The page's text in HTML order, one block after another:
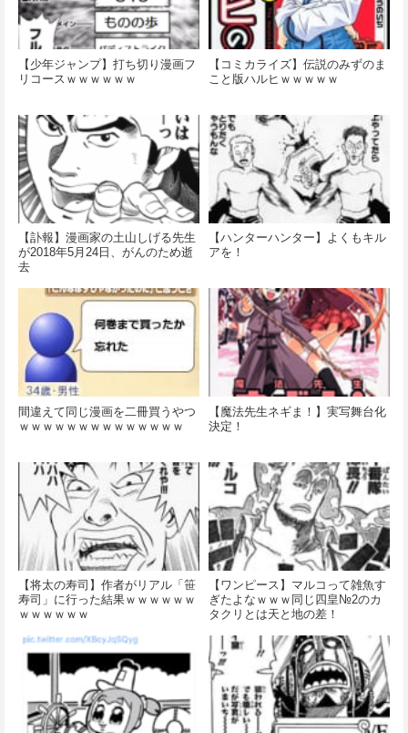
【少年ジャンプ】打ち切り漫画フ
リコースｗｗｗｗｗｗ
【コミカライズ】伝説のみずのま
こと版ハルヒｗｗｗｗｗ
【訃報】漫画家の土山しげる先生
が2018年5月24日、がんのため逝
去
【ハンターハンター】よくもキル
アを！
間違えて同じ漫画を二冊買うやつ
ｗｗｗｗｗｗｗｗｗｗｗｗｗｗ
【魔法先生ネギま！】実写舞台化
決定！
【将太の寿司】作者がリアル「笹
寿司」に行った結果ｗｗｗｗｗｗ
ｗｗｗｗｗｗ
【ワンピース】マルコって雑魚す
ぎたよなｗｗｗ同じ四皇№2のカ
タクリとは天と地の差！